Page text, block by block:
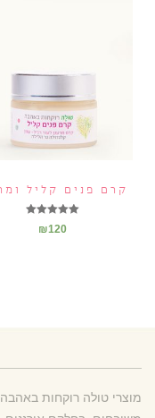
קרם פנים קליל
דורג
5.00
₪120
מוצרי טולה רוקחות